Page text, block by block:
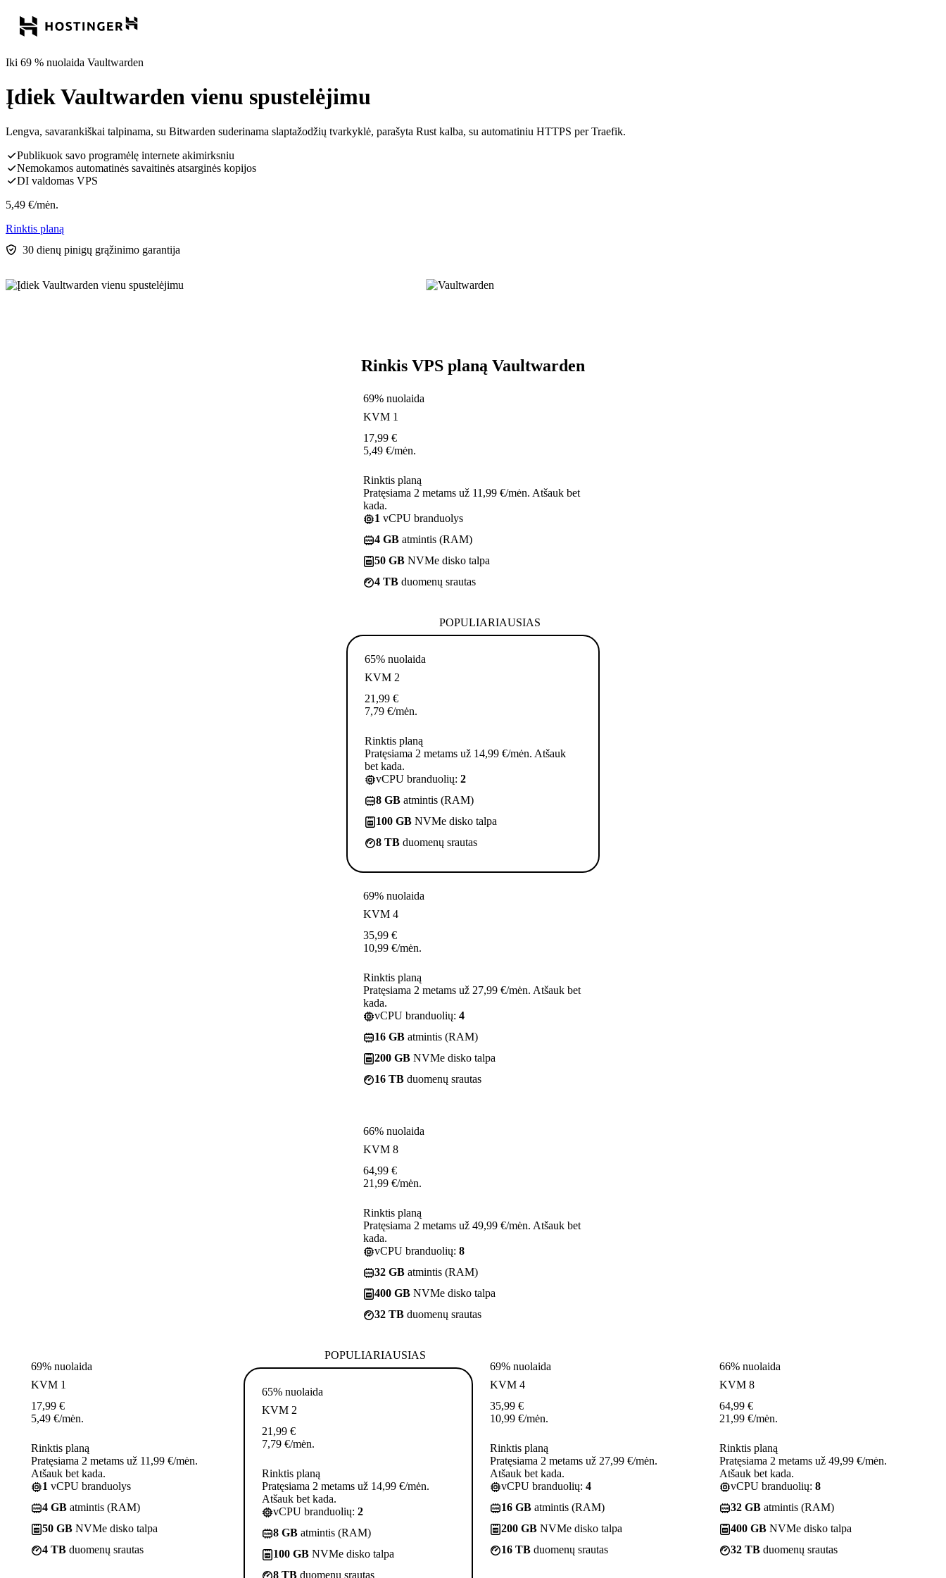
Iki 69 % nuolaida Vaultwarden
Įdiek Vaultwarden vienu spustelėjimu
Lengva, savarankiškai talpinama, su Bitwarden suderinama slaptažodžių tvarkyklė, parašyta Rust kalba, su automatiniu HTTPS per Traefik.
Publikuok savo programėlę internete akimirksniu
Nemokamos automatinės savaitinės atsarginės kopijos
DI valdomas VPS
5,49 €/mėn.
Rinktis planą
30 dienų pinigų grąžinimo garantija
Rinkis VPS planą Vaultwarden
69% nuolaida
KVM 1
17,99 €
5,49 €/mėn.
Rinktis planą
Pratęsiama 2 metams už 11,99 €/mėn. Atšauk bet
kada.
1 vCPU branduolys
4 GB atmintis (RAM)
50 GB NVMe disko talpa
4 TB duomenų srautas
POPULIARIAUSIAS
65% nuolaida
KVM 2
21,99 €
7,79 €/mėn.
Rinktis planą
Pratęsiama 2 metams už 14,99 €/mėn. Atšauk
bet kada.
vCPU branduolių: 2
8 GB atmintis (RAM)
100 GB NVMe disko talpa
8 TB duomenų srautas
69% nuolaida
KVM 4
35,99 €
10,99 €/mėn.
Rinktis planą
Pratęsiama 2 metams už 27,99 €/mėn. Atšauk bet
kada.
vCPU branduolių: 4
16 GB atmintis (RAM)
200 GB NVMe disko talpa
16 TB duomenų srautas
66% nuolaida
KVM 8
64,99 €
21,99 €/mėn.
Rinktis planą
Pratęsiama 2 metams už 49,99 €/mėn. Atšauk bet
kada.
vCPU branduolių: 8
32 GB atmintis (RAM)
400 GB NVMe disko talpa
32 TB duomenų srautas
69% nuolaida
KVM 1
17,99 €
5,49 €/mėn.
Rinktis planą
Pratęsiama 2 metams už 11,99 €/mėn.
Atšauk bet kada.
1 vCPU branduolys
4 GB atmintis (RAM)
50 GB NVMe disko talpa
4 TB duomenų srautas
POPULIARIAUSIAS
65% nuolaida
KVM 2
21,99 €
7,79 €/mėn.
Rinktis planą
Pratęsiama 2 metams už 14,99 €/mėn.
Atšauk bet kada.
vCPU branduolių: 2
8 GB atmintis (RAM)
100 GB NVMe disko talpa
8 TB duomenų srautas
69% nuolaida
KVM 4
35,99 €
10,99 €/mėn.
Rinktis planą
Pratęsiama 2 metams už 27,99 €/mėn.
Atšauk bet kada.
vCPU branduolių: 4
16 GB atmintis (RAM)
200 GB NVMe disko talpa
16 TB duomenų srautas
66% nuolaida
KVM 8
64,99 €
21,99 €/mėn.
Rinktis planą
Pratęsiama 2 metams už 49,99 €/mėn.
Atšauk bet kada.
vCPU branduolių: 8
32 GB atmintis (RAM)
400 GB NVMe disko talpa
32 TB duomenų srautas